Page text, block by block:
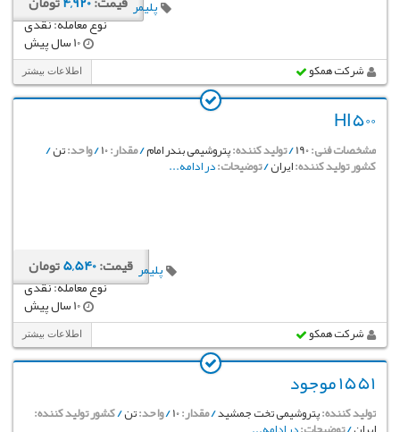
پلیمر
نوع معامله: نقدی
شرکت همکو اطلاعات بیشتر
HI500
مشخصات فنی: /تولید کننده:پتروشیمی بندر امام/مقدار: /واحد:تن/
کشور تولید کننده:ایران/توضیحات:در ادامه...
قیمت:5,540تومان پلیمر
نوع معامله: نقدی
شرکت همکو اطلاعات بیشتر
1551 موجود
تولید کننده:پتروشیمی تخت جمشید/مقدار: /واحد:تن/کشور تولید کننده: